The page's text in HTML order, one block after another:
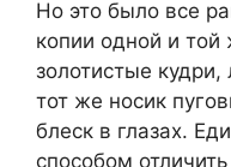
Но это было все
копии одной и
золотистые
тот же носик
блеск в глазах.
способом